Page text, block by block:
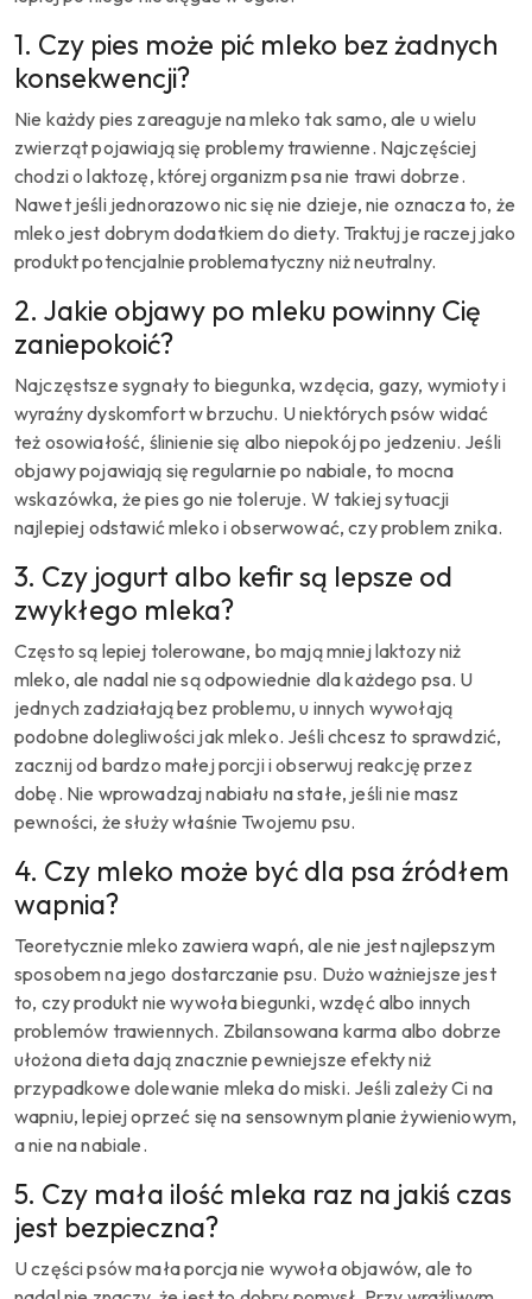
1. Czy pies może pić mleko bez żadnych
konsekwencji?
Nie każdy pies zareaguje na mleko tak samo, ale u wielu
zwierząt pojawiają się problemy trawienne. Najczęściej
chodzi o laktozę, której organizm psa nie trawi dobrze.
Nawet jeśli jednorazowo nic się nie dzieje, nie oznacza to, że
mleko jest dobrym dodatkiem do diety. Traktuj je raczej jako
produkt potencjalnie problematyczny niż neutralny.
2. Jakie objawy po mleku powinny Cię
zaniepokoić?
Najczęstsze sygnały to biegunka, wzdęcia, gazy, wymioty i
wyraźny dyskomfort w brzuchu. U niektórych psów widać
też osowiałość, ślinienie się albo niepokój po jedzeniu. Jeśli
objawy pojawiają się regularnie po nabiale, to mocna
wskazówka, że pies go nie toleruje. W takiej sytuacji
najlepiej odstawić mleko i obserwować, czy problem znika.
3. Czy jogurt albo kefir są lepsze od
zwykłego mleka?
Często są lepiej tolerowane, bo mają mniej laktozy niż
mleko, ale nadal nie są odpowiednie dla każdego psa. U
jednych zadziałają bez problemu, u innych wywołają
podobne dolegliwości jak mleko. Jeśli chcesz to sprawdzić,
zacznij od bardzo małej porcji i obserwuj reakcję przez
dobę. Nie wprowadzaj nabiału na stałe, jeśli nie masz
pewności, że służy właśnie Twojemu psu.
4. Czy mleko może być dla psa źródłem
wapnia?
Teoretycznie mleko zawiera wapń, ale nie jest najlepszym
sposobem na jego dostarczanie psu. Dużo ważniejsze jest
to, czy produkt nie wywoła biegunki, wzdęć albo innych
problemów trawiennych. Zbilansowana karma albo dobrze
ułożona dieta dają znacznie pewniejsze efekty niż
przypadkowe dolewanie mleka do miski. Jeśli zależy Ci na
wapniu, lepiej oprzeć się na sensownym planie żywieniowym,
a nie na nabiale.
5. Czy mała ilość mleka raz na jakiś czas
jest bezpieczna?
U części psów mała porcja nie wywoła objawów, ale to